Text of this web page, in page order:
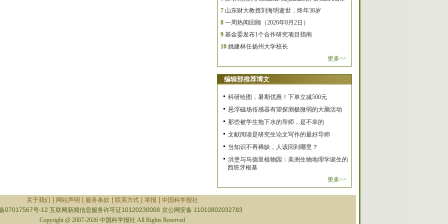
7 山东财大教授刘海明逝世，终年38岁
8 一周热闻回顾（2026年8月2日）
9 基金委发布1个合作研究项目指南
10 姚建林任扬州大学校长
更多>>
编辑部推荐博文
科研绘图，暑期优惠！下单立减500元
悬浮磁场传感器有望探测极微弱的大脑活动
那些被学生拖下水的导师，是不幸的
文献阅读是研究生论文写作的最好导师
当知识不再稀缺，人该回到哪里？
洪堡与马德里植物园：美洲生物地理学诞生的
西班牙根基
更多>>
关于我们 网站声明 服务条款 联系方式| 举报
中国科学报社
07017567号-12 互联网新闻信息服务许可证10120230008 京公网安备 11010802032783
Copyright @ 2007-2026 中国科学报社 All Rights Reserved